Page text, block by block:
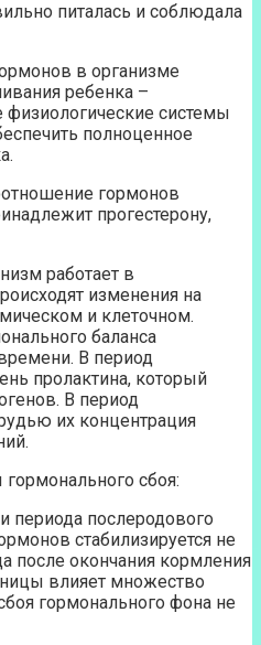
питалась и соблюдала
в организме
ребенка –
физиологические системы
полноценное
гормонов
прогестерону,
работает в
изменения на
и клеточном.
баланса
В период
пролактина, который
В период
их концентрация
сбоя:
периода послеродового
стабилизируется не
после окончания кормления
влияет множество
гормонального фона не